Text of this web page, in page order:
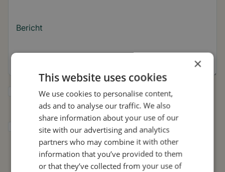
Bericht
Ja, ik wil tips over de tremor en updates
over Stil ontvangen.
Ik geef Stil toestemming om mijn gegevens
te gebruiken voor onderzoek en
verspreiding, in overeenstemming met het
privacybeleid.*
×
This website uses cookies
We use cookies to personalise content,
ads and to analyse our traffic. We also
share information about your use of our
site with our advertising and analytics
partners who may combine it with other
information that you’ve provided to them
or that they’ve collected from your use of